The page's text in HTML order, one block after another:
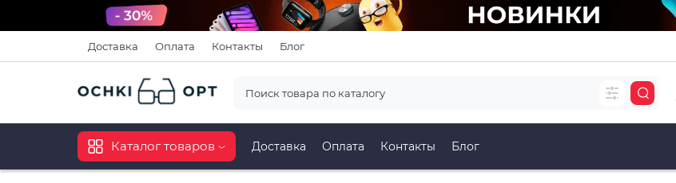
Доставка Оплата Контакты Блог
Каталог товаров Доставка Оплата Контакты Блог